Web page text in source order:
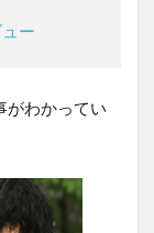
ー
がわかってい